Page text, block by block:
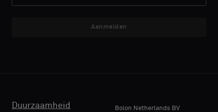
Aanmelden
Duurzaamheid
Bolon Netherlands BV